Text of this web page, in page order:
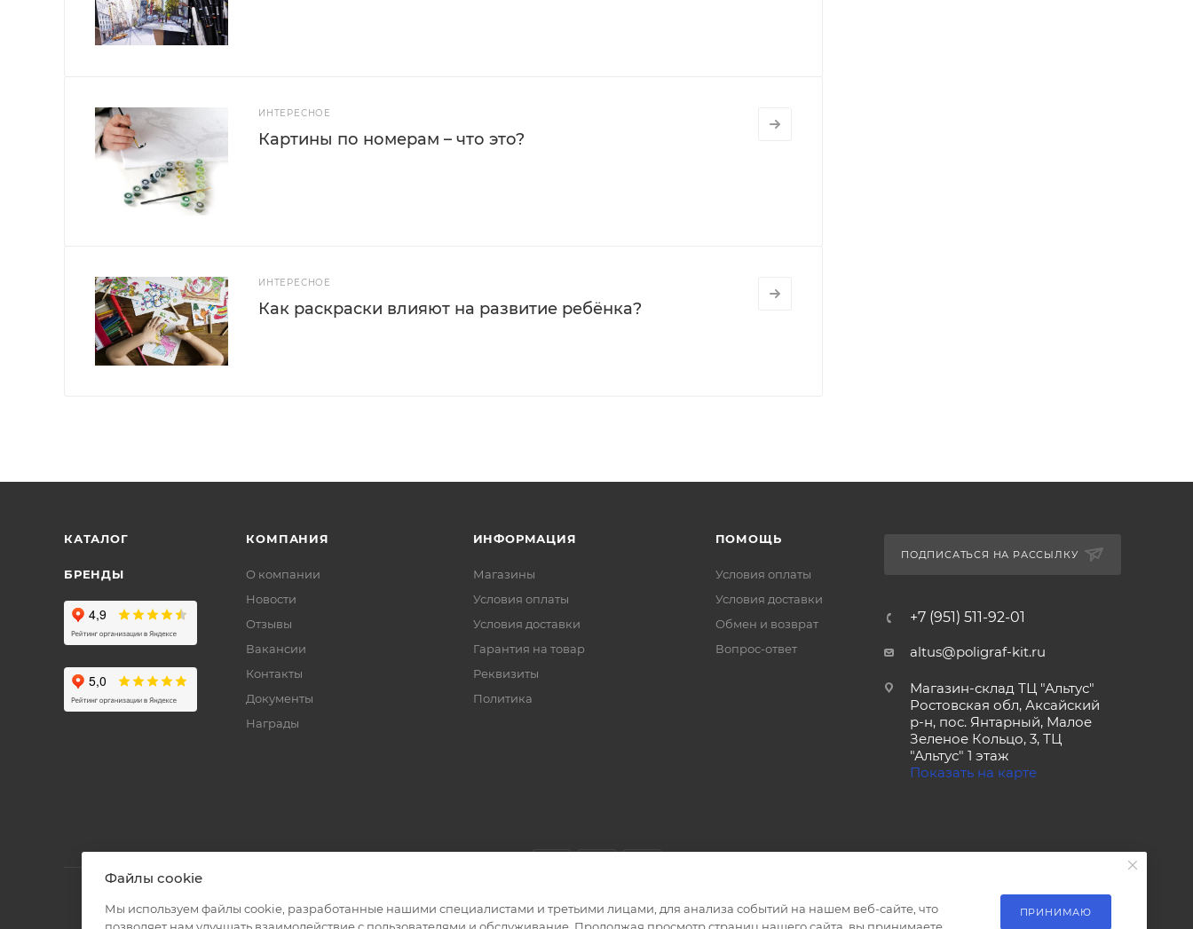
ИНТЕРЕСНОЕ
Картины по номерам – что это?
ИНТЕРЕСНОЕ
Как раскраски влияют на развитие ребёнка?
КАТАЛОГ
БРЕНДЫ
КОМПАНИЯ
О компании
Новости
Отзывы
Вакансии
Контакты
Документы
Награды
ИНФОРМАЦИЯ
Магазины
Условия оплаты
Условия доставки
Гарантия на товар
Реквизиты
Политика
ПОМОЩЬ
Условия оплаты
Условия доставки
Обмен и возврат
Вопрос-ответ
ПОДПИСАТЬСЯ НА РАССЫЛКУ
+7 (951) 511-92-01
altus@poligraf-kit.ru
Магазин-склад ТЦ "Альтус"
Ростовская обл, Аксайский
р-н, пос. Янтарный, Малое
Зеленое Кольцо, 3, ТЦ
"Альтус" 1 этаж
Показать на карте
Файлы cookie
Мы используем файлы cookie, разработанные нашими специалистами и третьими лицами, для анализа событий на нашем веб-сайте, что
ПРИНИМАЮ